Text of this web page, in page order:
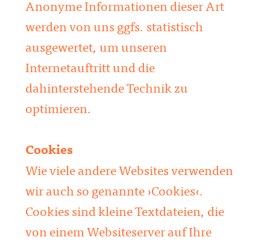
Anonyme Informationen dieser Art
werden von uns ggfs. statistisch
ausgewertet, um unseren
Internetauftritt und die
dahinterstehende Technik zu
optimieren.
Cookies
Wie viele andere Websites verwenden
wir auch so genannte ›Cookies‹.
Cookies sind kleine Textdateien, die
von einem Websiteserver auf Ihre